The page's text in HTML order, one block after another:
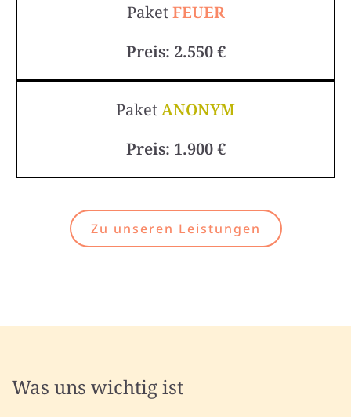
PaketFEUER
Preis: 2.550 €
PaketANONYM
Preis: 1.900 €
Zu unseren Leistungen
Was uns wichtig ist